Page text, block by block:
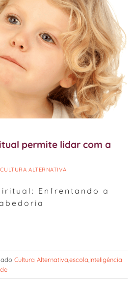
permite lidar com a
CULTURA ALTERNATIVA
Enfrentando a
Cultura Alternativaescola Inteligência